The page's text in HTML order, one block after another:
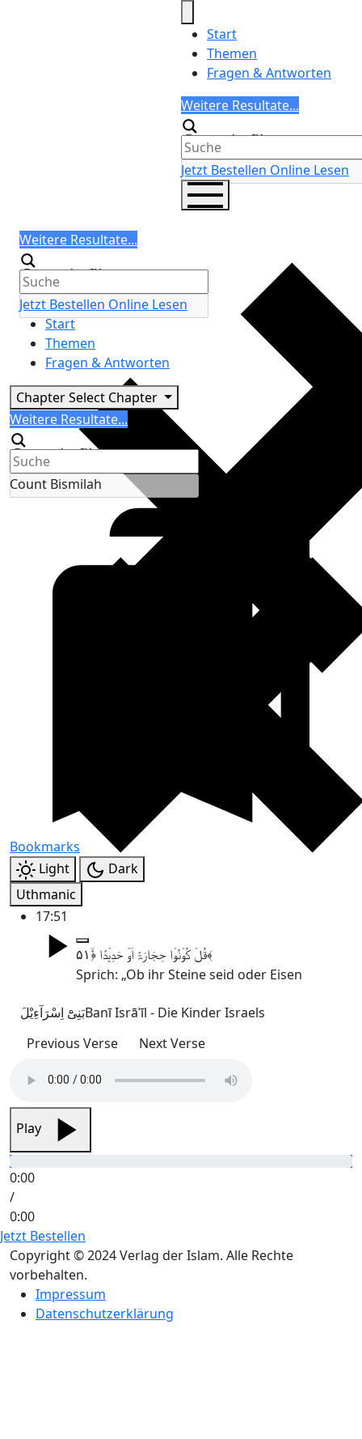
Start
Themen
Fragen & Antworten
Search
Weitere Resultate...
Generic filters
Jetzt Bestellen Online Lesen
Search
Weitere Resultate...
Generic filters
Jetzt Bestellen Online Lesen
Start
Themen
Fragen & Antworten
ChapterSelect Chapter
Search
Weitere Resultate...
Generic filters
Count Bismilah
Bookmarks
Light
Dark
Uthmanic
17:51
قُلۡ کُوۡنُوۡا حِجَارَۃً اَوۡ حَدِیۡدًا ﴿ۙ۵۱﴾
Sprich: „Ob ihr Steine seid oder Eisen
بَنِیْٓ اِسْرَآءِیْلَBanī Isrāʾīl - Die Kinder Israels
Previous Verse
Next Verse
Play
0:00
/
0:00
Jetzt Bestellen
Copyright © 2024 Verlag der Islam. Alle Rechte
vorbehalten.
Impressum
Datenschutzerklärung